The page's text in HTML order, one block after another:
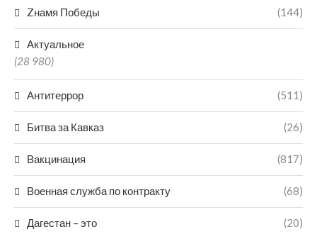
Zнамя Победы (144)
Актуальное
(28 980)
Антитеррор (511)
Битва за Кавказ (26)
Вакцинация (817)
Военная служба по контракту (68)
Дагестан – это (20)